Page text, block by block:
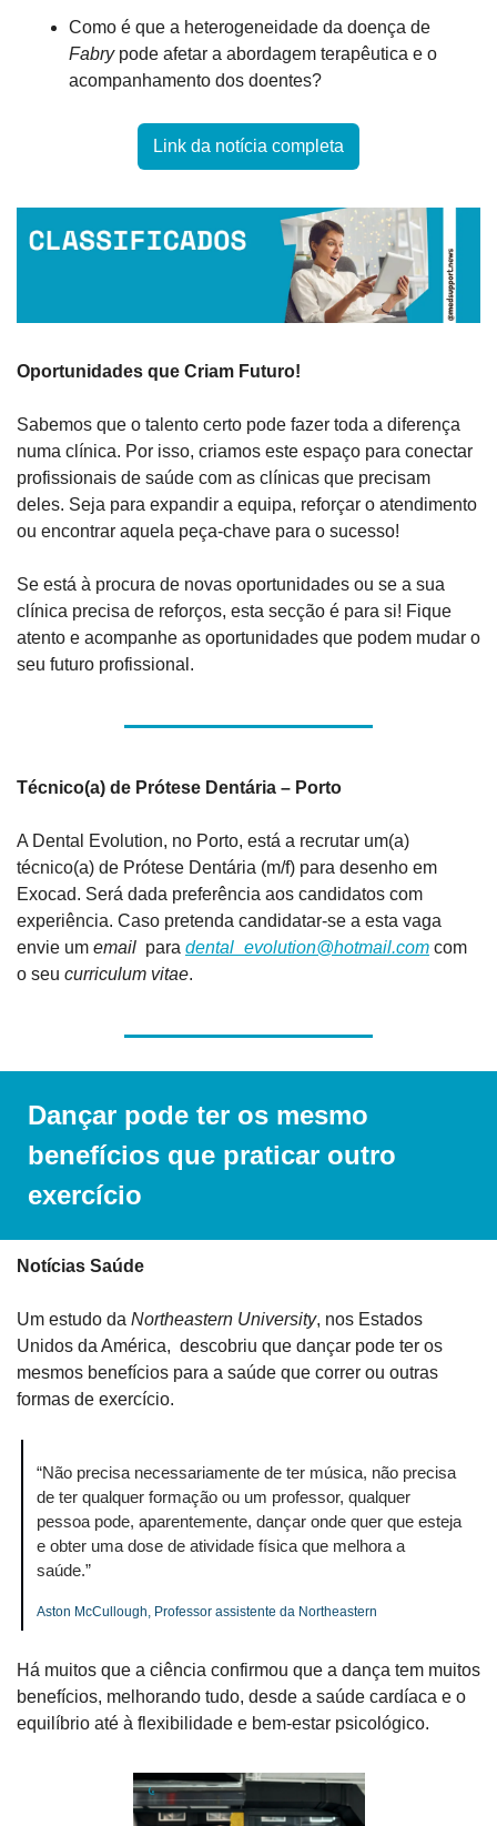
Fabry pode afetar a abordagem terapêutica e o
acompanhamento dos doentes?
Link da notícia completa
Oportunidades que Criam Futuro!
Sabemos que o talento certo pode fazer toda a diferença
numa clínica. Por isso, criamos este espaço para conectar
profissionais de saúde com as clínicas que precisam
deles. Seja para expandir a equipa, reforçar o atendimento
ou encontrar aquela peça-chave para o sucesso!
Se está à procura de novas oportunidades ou se a sua
clínica precisa de reforços, esta secção é para si! Fique
atento e acompanhe as oportunidades que podem mudar o
seu futuro profissional.
Técnico(a) de Prótese Dentária – Porto
A Dental Evolution, no Porto, está a recrutar um(a)
técnico(a) de Prótese Dentária (m/f) para desenho em
Exocad. Será dada preferência aos candidatos com
experiência. Caso pretenda candidatar-se a esta vaga
envie um email para dental_evolution@hotmail.com com
o seu curriculum vitae.
Dançar pode ter os mesmo
benefícios que praticar outro
exercício
Notícias Saúde
Um estudo da Northeastern University, nos Estados
Unidos da América,  descobriu que dançar pode ter os
mesmos benefícios para a saúde que correr ou outras
formas de exercício.
“Não precisa necessariamente de ter música, não precisa
de ter qualquer formação ou um professor, qualquer
pessoa pode, aparentemente, dançar onde quer que esteja
e obter uma dose de atividade física que melhora a
saúde.”
Aston McCullough, Professor assistente da Northeastern
Há muitos que a ciência confirmou que a dança tem muitos
benefícios, melhorando tudo, desde a saúde cardíaca e o
equilíbrio até à flexibilidade e bem-estar psicológico.